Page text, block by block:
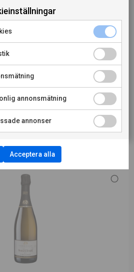
och sallader.
NER PRODUKTBLAD
NER PRESSBILD
OM PRODUCENTEN
annonsmätning
annonser
Acceptera alla
information om alkoholhaltiga
sig till dig som fyllt 20 år.
är 20 år eller äldre godkänner
använder cookies.